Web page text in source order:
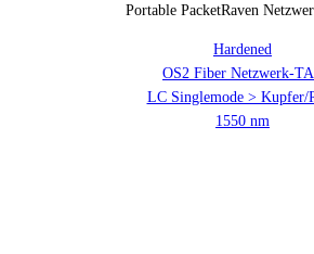
Portable PacketRaven
Hardened
OS2 Fiber Netzwerk-
LC Singlemode > Kupfer/
1550 nm